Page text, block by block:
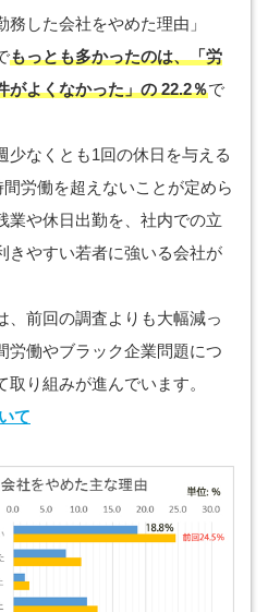
した会社をやめた理由」
もっとも多かったのは、「労
がよくなかった」の 22.2％で
少なくとも1回の休日を与える
労働を超えないことが定めら
業や休日出勤を、社内での立
きやすい若者に強いる会社が
、前回の調査よりも大幅減っ
労働やブラック企業問題につ
り組みが進んでいます。
て